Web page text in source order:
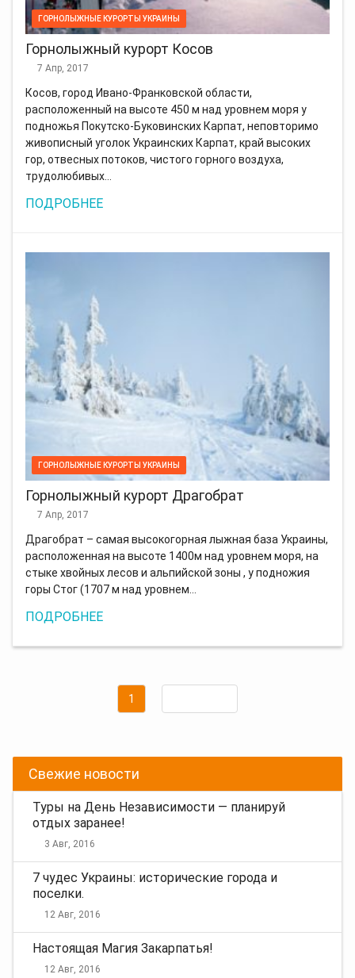
ГОРНОЛЫЖНЫЕ КУРОРТЫ УКРАИНЫ
Горнолыжный курорт Косов
7 Апр, 2017
Косов, город Ивано-Франковской области,
расположенный на высоте 450 м над уровнем моря у
подножья Покутско-Буковинских Карпат, неповторимо
живописный уголок Украинских Карпат, край высоких
гор, отвесных потоков, чистого горного воздуха,
трудолюбивых…
ПОДРОБНЕЕ
ГОРНОЛЫЖНЫЕ КУРОРТЫ УКРАИНЫ
Горнолыжный курорт Драгобрат
7 Апр, 2017
Драгобрат – самая высокогорная лыжная база Украины,
расположенная на высоте 1400м над уровнем моря, на
стыке хвойных лесов и альпийской зоны , у подножия
горы Стог (1707 м над уровнем…
ПОДРОБНЕЕ
Навигация
записям
Страница
1
Свежие новости
Туры на День Независимости — планируй
отдых заранее!
3 Авг, 2016
7 чудес Украины: исторические города и
поселки.
12 Авг, 2016
Настоящая Магия Закарпатья!
12 Авг, 2016